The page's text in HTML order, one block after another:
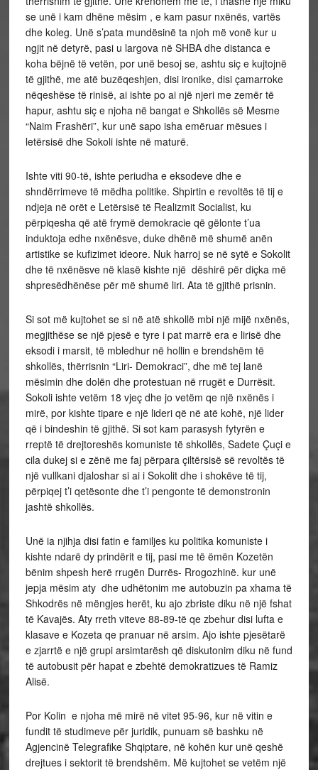
se unë i kam dhëne mësim , e kam pasur nxënës, vartës
dhe koleg. Unë s’pata mundësinë ta njoh më vonë kur u
ngjit në detyrë, pasi u largova në SHBA dhe distanca e
koha bëjnë të vetën, por unë besoj se, ashtu siç e kujtojnë
të gjithë, me atë buzëqeshjen, disi ironike, disi çamarroke
nëqeshëse të rinisë, ai ishte po ai një njeri me zemër të
hapur, ashtu siç e njoha në bangat e Shkollës së Mesme
“Naim Frashëri”, kur unë sapo isha emëruar mësues i
letërsisë dhe Sokoli ishte në maturë.
Ishte viti 90-të, ishte periudha e eksodeve dhe e
shndërrimeve të mëdha politike. Shpirtin e revoltës të tij e
ndjeja në orët e Letërsisë të Realizmit Socialist, ku
përpiqesha që atë frymë demokracie që gëlonte t’ua
induktoja edhe nxënësve, duke dhënë më shumë anën
artistike se kufizimet ideore. Nuk harroj se në sytë e Sokolit
dhe të nxënësve në klasë kishte një dëshirë për diçka më
shpresëdhënëse për më shumë liri. Ata të gjithë prisnin.
Si sot më kujtohet se si në atë shkollë mbi një mijë nxënës,
megjithëse se një pjesë e tyre i pat marrë era e lirisë dhe
eksodi i marsit, të mbledhur në hollin e brendshëm të
shkollës, thërrisnin “Liri- Demokraci”, dhe më tej lanë
mësimin dhe dolën dhe protestuan në rrugët e Durrësit.
Sokoli ishte vetëm 18 vjeç dhe jo vetëm qe një nxënës i
mirë, por kishte tipare e një lideri që në atë kohë, një lider
që i bindeshin të gjithë. Si sot kam parasysh fytyrën e
rreptë të drejtoreshës komuniste të shkollës, Sadete Çuçi e
cila dukej si e zënë me faj përpara çiltërsisë së revoltës të
një vullkani djaloshar si ai i Sokolit dhe i shokëve të tij,
përpiqej t’i qetësonte dhe t’i pengonte të demonstronin
jashtë shkollës.
Unë ia njihja disi fatin e familjes ku politika komuniste i
kishte ndarë dy prindërit e tij, pasi me të ëmën Kozetën
bënim shpesh herë rrugën Durrës- Rrogozhinë. kur unë
jepja mësim aty dhe udhëtonim me autobuzin pa xhama të
Shkodrës në mëngjes herët, ku ajo zbriste diku në një fshat
të Kavajës. Aty rreth viteve 88-89-të qe zbehur disi lufta e
klasave e Kozeta qe pranuar në arsim. Ajo ishte pjesëtarë
e zjarrtë e një grupi arsimtarësh që diskutonim diku në fund
të autobusit për hapat e zbehtë demokratizues të Ramiz
Alisë.
Por Kolin e njoha më mirë në vitet 95-96, kur në vitin e
fundit të studimeve për juridik, punuam së bashku në
Agjencinë Telegrafike Shqiptare, në kohën kur unë qeshë
drejtues i sektorit të brendshëm. Më kujtohet se vetëm një